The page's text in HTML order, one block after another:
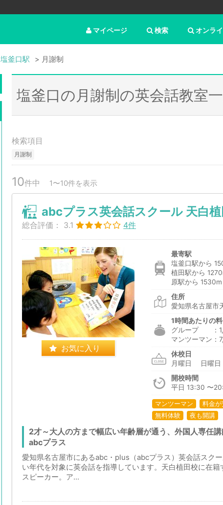
オンラ
検索
マイページ
塩釜口駅 月謝制
塩釜口の月謝制の英会話教室
検索項目
月謝制
10件中 1〜10件を表示
abcプラス英会話スクール 天白
総合評価： 3.1 4件
お気に入り
最寄駅
塩釜口駅から
植田駅から
原駅から 1530m
住所
愛知県名古屋市
1時間あたりの
グループ ：
マンツーマン：
休校日
月曜日 日曜
開校時間
平日 13:30 〜
マンツーマン 料金が
無料体験
夜も開講
2才～大人の方まで幅広い年齢層が通う、外国人専任
abcプラス
愛知県名古屋市にあるabc・plus（abcプラス）英会話スク
い年代を対象に英会話を指導しています。天白植田校に在
スピーカー。ア...